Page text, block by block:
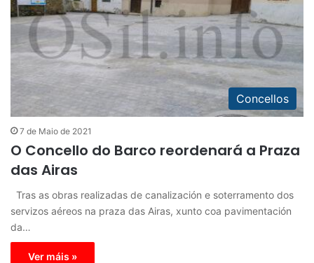
Concellos
7 de Maio de 2021
O Concello do Barco reordenará a Praza
das Airas
Tras as obras realizadas de canalización e soterramento dos
servizos aéreos na praza das Airas, xunto coa pavimentación
da…
Ver máis »